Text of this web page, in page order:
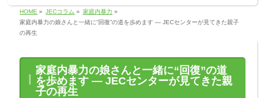
HOME » JECコラム » 家庭内暴力 »
家庭内暴力の娘さんと一緒に“回復”の道を歩めます ― JECセンターが見てきた親子
の再生
家庭内暴力の娘さんと一緒に“回復”の道
を歩めます ― JECセンターが見てきた親
子の再生